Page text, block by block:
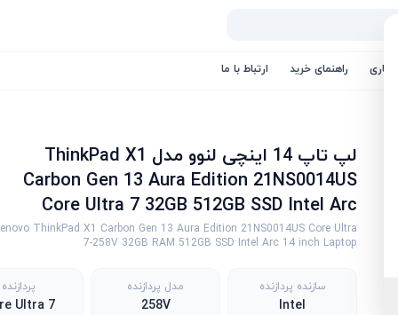
راهنمای خرید ارتباط با ما
لپ تاپ 14 اینچی لنوو مدل ThinkPad X1
Carbon Gen 13 Aura Edition 21NS0014US
Core Ultra 7 32GB 512GB SSD Intel Arc
ThinkPad X1 Carbon Gen 13 Aura Edition 21NS0014US Core Ultra
7-258V 32GB RAM 512GB SSD Intel Arc 14 inch Laptop
سازنده پردازنده
Intel
مدل پردازنده
258V
پردازنده
Ultra 7